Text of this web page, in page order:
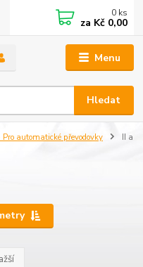
Menu
Hledat
0 ks
za Kč 0,00
Pro automatické převodovky
II a